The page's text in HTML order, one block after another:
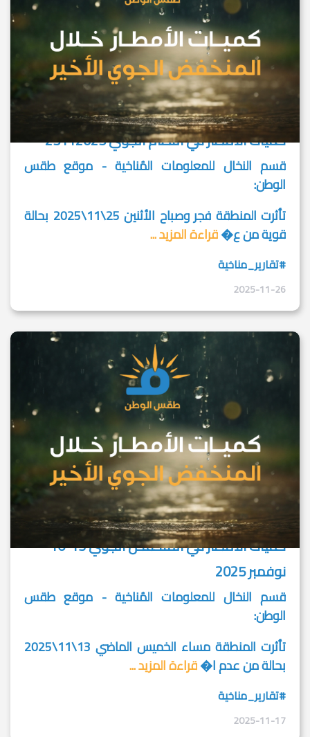
كميات الأمطار في النظام الجوي 25112025
قسم النخال للمعلومات المُناخية - موقع طقس
الوطن:
تأثرت المنطقة فجر وصباح الأثنين 25\11\2025 بحالة
قوية من ع�قراءة المزيد ...
#تقارير_مناخية
2025-11-26
كميات الأمطار في المنخفض الجوي 13-16
نوفمبر 2025
قسم النخال للمعلومات المُناخية - موقع طقس
الوطن:
تأثرت المنطقة مساء الخميس الماضي 13\11\2025
بحالة من عدم ا�قراءة المزيد ...
#تقارير_مناخية
2025-11-17